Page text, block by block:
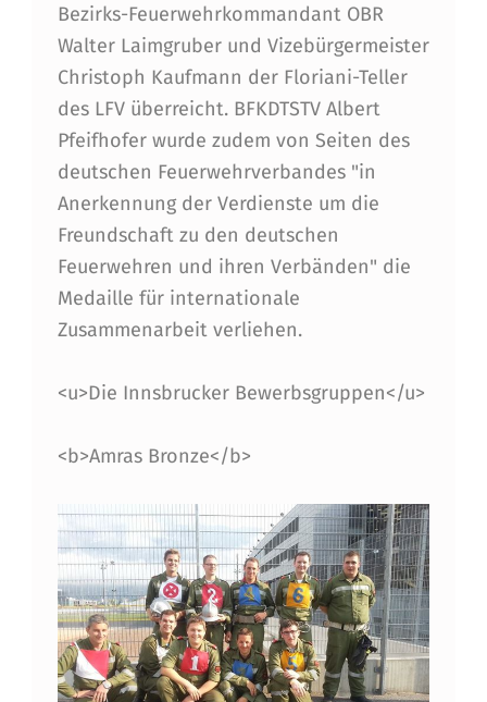
Bezirks-Feuerwehrkommandant OBR
Walter Laimgruber und Vizebürgermeister
Christoph Kaufmann der Floriani-Teller
des LFV überreicht. BFKDTSTV Albert
Pfeifhofer wurde zudem von Seiten des
deutschen Feuerwehrverbandes "in
Anerkennung der Verdienste um die
Freundschaft zu den deutschen
Feuerwehren und ihren Verbänden" die
Medaille für internationale
Zusammenarbeit verliehen.
<u>Die Innsbrucker Bewerbsgruppen</u>
<b>Amras Bronze</b>